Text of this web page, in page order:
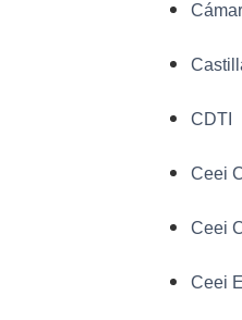
CDTI
Ceei
Ceei
Ceei